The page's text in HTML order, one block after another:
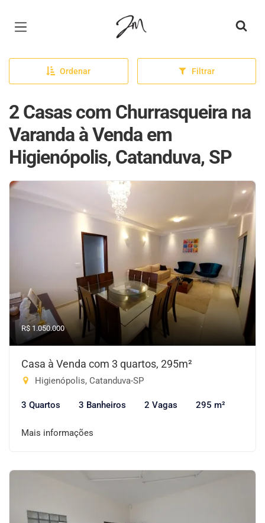
Página inicial
Ordenar Filtrar
2 Casas com Churrasqueira na
Varanda à Venda em
Higienópolis, Catanduva, SP
R$ 1.050.000
Casa à Venda com 3 quartos, 295m²
Higienópolis, Catanduva-SP
3 Quartos 3 Banheiros 2 Vagas 295 m²
Mais informações